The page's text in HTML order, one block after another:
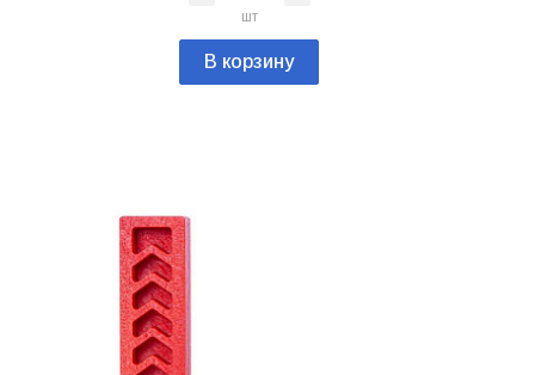
шт
В корзину